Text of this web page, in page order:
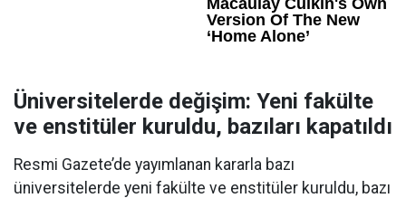
Üniversitelerde değişim: Yeni fakülte
ve enstitüler kuruldu, bazıları kapatıldı
Resmi Gazete’de yayımlanan kararla bazı
üniversitelerde yeni fakülte ve enstitüler kuruldu, bazı